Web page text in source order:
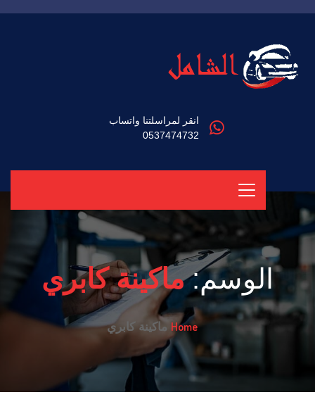
انقر لمراسلتنا واتساب
0537474732
الوسم:ماكينة كابري
Home ماكينة كابري